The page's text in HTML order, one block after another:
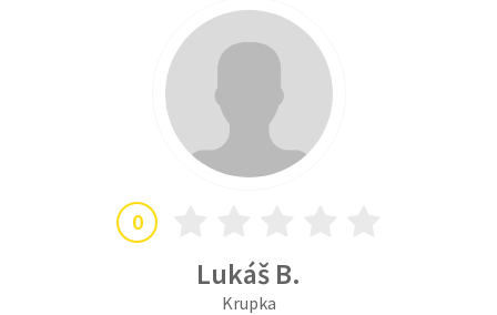
0
Lukáš B.
Krupka